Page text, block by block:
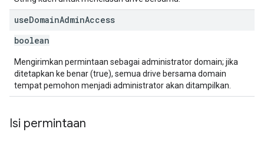
useDomainAdminAccess
boolean
Mengirimkan permintaan sebagai administrator domain; jika
ditetapkan ke benar (true), semua drive bersama domain
tempat pemohon menjadi administrator akan ditampilkan.
Isi permintaan